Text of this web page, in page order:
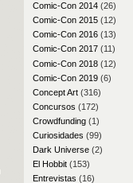
Comic-Con 2014(26)
Comic-Con 2015(12)
Comic-Con 2016(13)
Comic-Con 2017(11)
Comic-Con 2018(12)
Comic-Con 2019(6)
Concept Art(316)
Concursos (172)
Crowdfunding(1)
Curiosidades (99)
Dark Universe(2)
El Hobbit(153)
Entrevistas (16)